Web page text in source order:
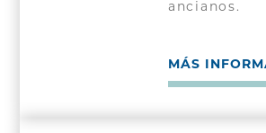
ancianos.
MÁS